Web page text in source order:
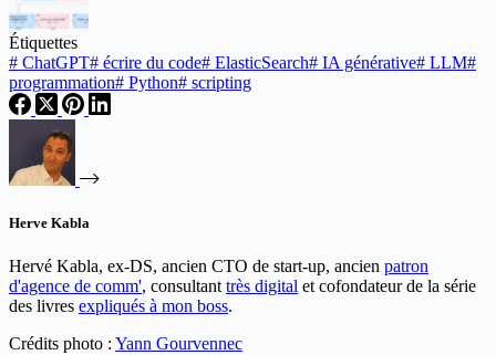
Étiquettes
# ChatGPT# écrire du code# ElasticSearch# IA générative# LLM#
programmation# Python# scripting
Herve Kabla
Hervé Kabla, ex-DS, ancien CTO de start-up, ancien patron
d'agence de comm', consultant très digital et cofondateur de la série
des livres expliqués à mon boss.
Crédits photo : Yann Gourvennec